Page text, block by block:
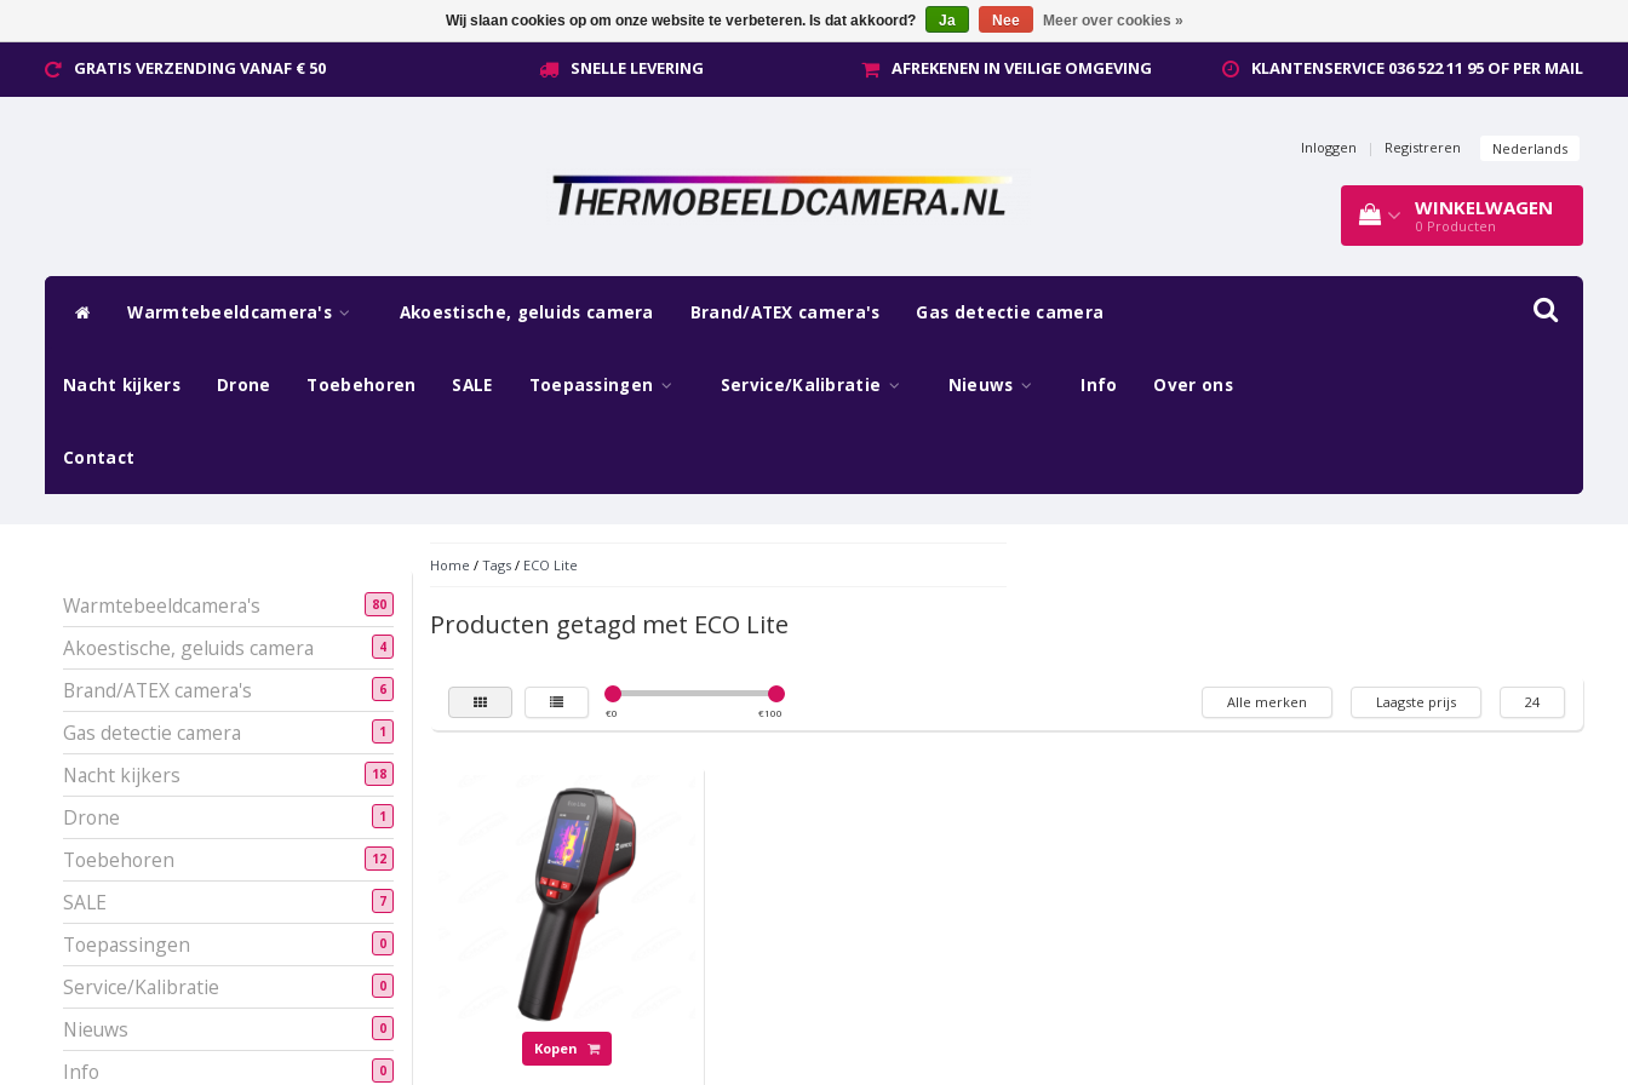
GRATIS VERZENDING VANAF € 50 SNELLE LEVERING AFREKENEN IN VEILIGE OMGEVING KLANTENSERVICE 036 522 11 95 OF PER MAIL
Inloggen | Registreren Nederlands
WINKELWAGEN
0 Producten
Warmtebeeldcamera's Akoestische, geluids camera Brand/ATEX camera's Gas detectie camera
Nacht kijkers Drone Toebehoren SALE Toepassingen Service/Kalibratie Nieuws Info Over ons
Contact
Warmtebeeldcamera's 80
Akoestische, geluids camera 4
Brand/ATEX camera's 6
Gas detectie camera 1
Nacht kijkers 18
Drone 1
Toebehoren 12
SALE 7
Toepassingen 0
Service/Kalibratie 0
Nieuws 0
Info 0
Home / Tags/ ECO Lite
Producten getagd met ECO Lite
€0 €100
Alle merken Laagste prijs 24
Kopen
Wij slaan cookies op om onze website te verbeteren. Is dat akkoord? Ja Nee Meer over cookies »